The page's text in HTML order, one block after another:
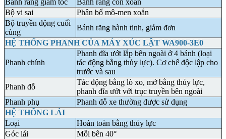
Bộ vi sai
Phân bổ mô-men xoắn
Bộ truyền động cuối
cùng
Bánh răng hành tinh, giảm đơn
HỆ THỐNG PHANH CỦA MÁY XÚC LẬT WA900-3E0
Phanh chính
Phanh đĩa ướt lắp bên ngoài ở 4 bánh (loại
tác động bằng thủy lực). Cơ chế độc lập cho
trước và sau
Phanh đỗ
Tác động bằng lò xo, mở bằng thủy lực,
phanh đĩa ướt với trục truyền bên ngoài
Phanh phụ
Phanh đỗ xe thường được sử dụng
HỆ THỐNG LÁI
Loại
Hoàn toàn bằng thủy lực
Góc lái
Mỗi bên 40°